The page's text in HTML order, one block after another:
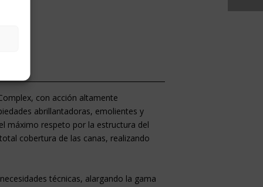
con acción altamente
abrillantadoras, emolientes y
máximo respeto por la estructura del
cobertura de las canas, realizando
técnicas, alargando la gama